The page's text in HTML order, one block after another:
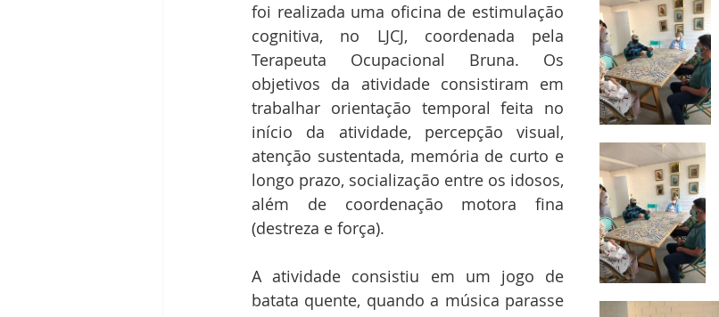
foi realizada uma oficina de estimulação
cognitiva, no LJCJ, coordenada pela
Terapeuta Ocupacional Bruna. Os
objetivos da atividade consistiram em
trabalhar orientação temporal feita no
início da atividade, percepção visual,
atenção sustentada, memória de curto e
longo prazo, socialização entre os idosos,
além de coordenação motora fina
(destreza e força).
A atividade consistiu em um jogo de
batata quente, quando a música parasse